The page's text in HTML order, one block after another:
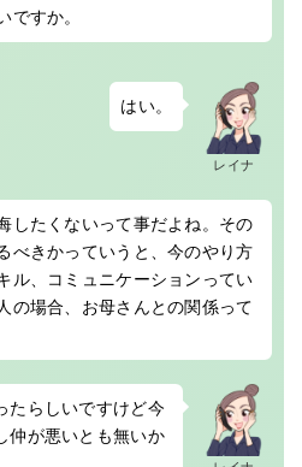
ですか。
レイナ
はい。
したくないって事だよね。その
べきかっていうと、今のやり方
ル、コミュニケーションってい
の場合、お母さんとの関係って
たらしいですけど今
仲が悪いとも無いか